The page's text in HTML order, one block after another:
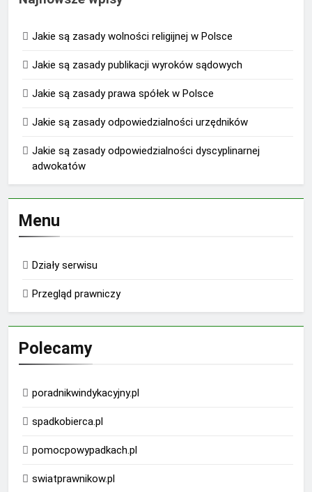
Jakie są zasady wolności religijnej w Polsce
Jakie są zasady publikacji wyroków sądowych
Jakie są zasady prawa spółek w Polsce
Jakie są zasady odpowiedzialności urzędników
Jakie są zasady odpowiedzialności dyscyplinarnej
adwokatów
Menu
Działy serwisu
Przegląd prawniczy
Polecamy
poradnikwindykacyjny.pl
spadkobierca.pl
pomocpowypadkach.pl
swiatprawnikow.pl